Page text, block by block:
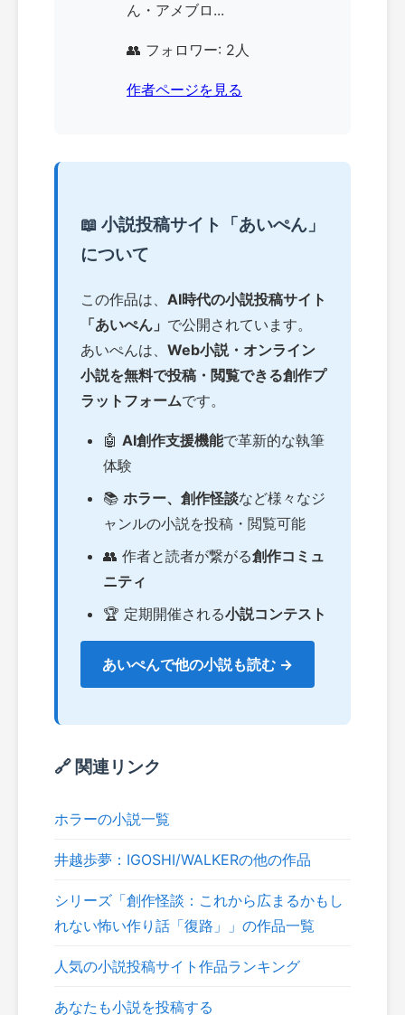
ん・アメブロ...
👥 フォロワー: 2人
作者ページを見る
📖 小説投稿サイト「あいぺん」
について
この作品は、 AI時代の小説投稿サイト
「あいぺん」 で公開されています。
あいぺんは、 Web小説・オンライン
小説を無料で投稿・閲覧できる創作プ
ラットフォームです。
🤖 AI創作支援機能で革新的な執筆
体験
📚 ホラー、創作怪談など様々なジ
ャンルの小説を投稿・閲覧可能
👥 作者と読者が繋がる創作コミュ
ニティ
🏆 定期開催される小説コンテスト
あいぺんで他の小説も読む →
🔗 関連リンク
ホラーの小説一覧
井越歩夢：IGOSHI/WALKERの他の作品
シリーズ「創作怪談：これから広まるかもし
れない怖い作り話「復路」」の作品一覧
人気の小説投稿サイト作品ランキング
あなたも小説を投稿する